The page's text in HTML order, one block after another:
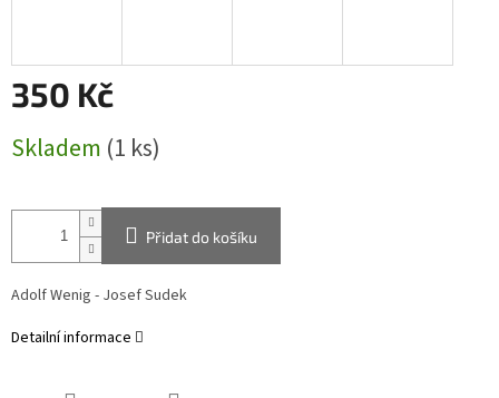
350 Kč
cena:
Skladem (1 ks)
Přidat do košíku
Adolf Wenig - Josef Sudek
Detailní informace